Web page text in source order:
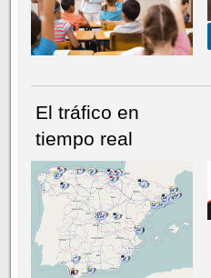
NÚMERO ACTUALHEMEROTECA
El tráfico en
tiempo real